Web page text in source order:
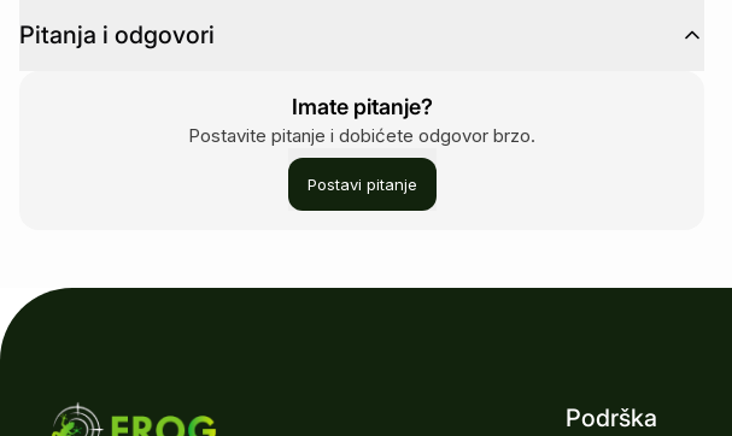
Pitanja i odgovori
Imate pitanje?
Postavite pitanje i dobićete odgovor brzo.
Postavi pitanje
Podrška